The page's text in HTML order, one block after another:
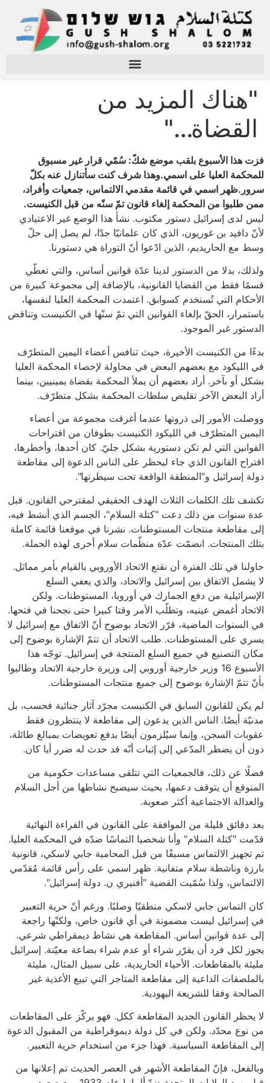
"هناك المزيد من
القضاة…"
فزت هذا الأسبوع بلقب موضع شكّ: سُمّي قرار غير مسبوق
للمحكمة العليا على اسمي.وهذا شرف كنت سأتنازل عنه بكلّ
سرور.ظهر اسمي في قائمة مقدمي الالتماس، جمعيات وأفراد،
ممن طلبوا من المحكمة إلغاء قانون تمّ سنّه من قبل الكنيست.
ليس لدى إسرائيل دستور مكتوب. نشأ هذا الوضع غير الاعتيادي
لأنّ دافيد بن غوريون، الذي كان علمانيّا جدّا، لم يصل إلى حلّ
وسط مع الحاريديم، الذين ادّعوا أنّ التوراة هي دستورنا.
ولذلك، بدلا من الدستور لدينا عدّة قوانين أساس، والتي تغطّي
قسمًا فقط من القضايا القانونية، بالإضافة إلى مجموعة كبيرة من
الأحكام التي تُستخدم كسوابق. اعتمدت المحكمة العليا لنفسها،
باستمرار، الحقّ بإلغاء القوانين التي تمّ سنّها في الكنيست وتناقض
الدستور غير الموجود.
بدءًا من الكنيست الأخيرة، حيث تنافس أعضاء اليمين المتطرّف
في الليكود مع بعضهم البعض في محاولة لإخصاء المحكمة العليا
بشكل أو بآخر. أراد بعضهم أن يملأ المحكمة بقضاة يمينيين، بينما
أراد البعض الآخر تقليص سلطات المحكمة بشكل متطرّف.
ووصلت الأمور إلى ذروتها عندما أغرقت مجموعة من أعضاء
اليمين المتطرّف في الليكود الكنيست بطوفان من اقتراحات
القوانين التي لم تكن دستورية بشكل جليّ. كان أحدها، وأخطرها،
اقتراح القانون الذي جاء ليحظر على الناس الدعوة إلى مقاطعة
دولة إسرائيل و"المنطقة الواقعة تحت سيطرتها".
تكشف تلك الكلمات الثلاث الهدف الحقيقي لمقترحي القانون. قبل
عدة سنوات من ذلك دعت "كتلة السلام"، الجسم الذي أنشط فيه،
إلى مقاطعة منتجات المستوطنات. نشرنا في موقعنا قائمة كاملة
بتلك المنتجات. انضمّت عدّة منظّمات سلام أخرى لهذه الحملة.
حاولنا في تلك الفترة أن نقنع الاتحاد الأوروبي بالقيام بأمر مماثل.
لا يشمل الاتفاق بين إسرائيل والاتحاد، والذي يعفي السلع
الإسرائيلية من دفع الجمارك في أوروبا، المستوطنات. ولكن
الاتحاد أغمض عينيه، وتطلّب الأمر وقتا كبيرا حتى نجحنا في فتحها.
في السنوات الماضية، قرّر الاتحاد بوضوح أنّ الاتفاق مع إسرائيل لا
يسري على المستوطنات. طلب الاتحاد أن تتمّ الإشارة بوضوح إلى
مكان التصنيع في جميع السلع المنتجة في إسرائيل. توجّه هذا
الأسبوع 16 وزير خارجية أوروبي إلى وزيرة خارجية الاتحاد وطالبوا
بأنّ تتمّ الإشارة بوضوح إلى جميع منتجات المستوطنات.
لم يكن للقانون السابق في الكنيست مجرّد آثار جنائية فحسب، بل
مدنيّة أيضًا. الناس الذين يدعون إلى مقاطعة لا ينتظرون فقط
عقوبات السجن، وإنما سيُلزمون أيضًا بدفع تعويضات بمبالغ طائلة،
دون أن يضطر المدّعي إلى إثبات أنّه قد حدث له ضرر أيا كان.
فضلًا عن ذلك، فالجمعيات التي تتلقى مساعدات حكومية من
المتوقع أن يتوقف دعمها، بحيث سيصبح نشاطها من أجل السلام
والعدالة الاجتماعية أكثر صعوبة.
بعد دقائق قليلة من الموافقة على القانون في القراءة النهائية
قدّمت "كتلة السلام" وأنا شخصيا التماسًا ضدّه في المحكمة العليا.
تم تجهيز الالتماس مسبقًا من قبل المحامية جابي لاسكي، قانونية
بارزة وناشطة سلام متفانية. ظهر اسمي على رأس قائمة مُقدّمي
الالتماس، ولذا سُمّيت القضية "أفنيري ن. دولة إسرائيل".
كان التماس جابي لاسكي منطقيّا وصلبًا. ورغم أنّ حرية التعبير
في إسرائيل ليست مضمونة في أي قانون خاص، ولكنّها راجعة
إلى عدة قوانين أساس. المقاطعة هي نشاط ديمقراطي شرعي.
يجوز لكل فرد أن يقرّر شراء أو عدم شراء بضاعة معيّنة. إسرائيل
مليئة بالمقاطعات. الأحياء الحاريدية، على سبيل المثال، مليئة
بالملصقات الداعية إلى مقاطعة المتاجر التي تبيع الأغذية غير
الصالحة وفقا للشريعة اليهودية.
لا يحظر القانون الجديد المقاطعة ككل. فهو يركّز على المقاطعات
من نوع محدّد. ولكن في كل دولة ديموقراطية من المقبول الدعوة
إلى المقاطعة السياسية. فهذا جزء من استخدام حرية التعبير.
وبالفعل، فإنّ المقاطعة الأشهر في العصر الحديث تم إعلانها من